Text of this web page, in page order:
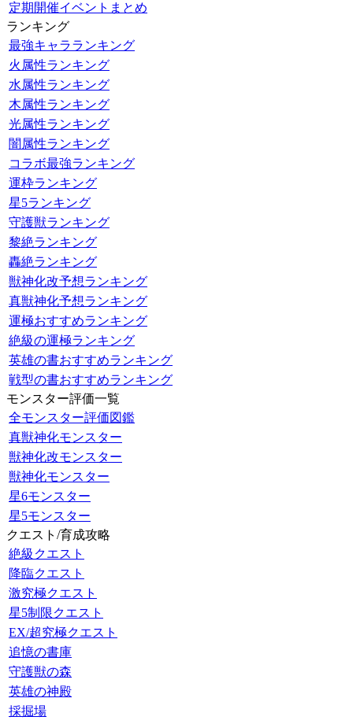
定期開催イベントまとめ
ランキング
最強キャラランキング
火属性ランキング
水属性ランキング
木属性ランキング
光属性ランキング
闇属性ランキング
コラボ最強ランキング
運枠ランキング
星5ランキング
守護獣ランキング
黎絶ランキング
轟絶ランキング
獣神化改予想ランキング
真獣神化予想ランキング
運極おすすめランキング
絶級の運極ランキング
英雄の書おすすめランキング
戦型の書おすすめランキング
モンスター評価一覧
全モンスター評価図鑑
真獣神化モンスター
獣神化改モンスター
獣神化モンスター
星6モンスター
星5モンスター
クエスト/育成攻略
絶級クエスト
降臨クエスト
激究極クエスト
星5制限クエスト
EX/超究極クエスト
追憶の書庫
守護獣の森
英雄の神殿
採掘場